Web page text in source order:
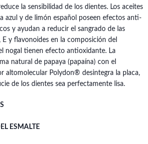
la sensibilidad de los dientes. Los aceites
azul y de limón español poseen efectos anti-
y ayudan a reducir el sangrado de las
E y flavonoides en la composición del
nogal tienen efecto antioxidante. La
natural de papaya (papaína) con el
altomolecular Polydon® desintegra la placa,
de los dientes sea perfectamente lisa.
ESMALTE